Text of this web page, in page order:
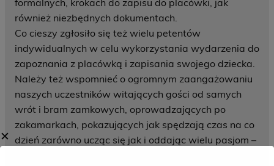
formalnych, krokach do zapisu do placówki, jak
również niezbędnych dokumentach.
Co cieszy zgłosiło się też wielu petentów
indywidualnych w celu wykorzystania wydarzenia do
zapoznania z placówką i zapisania swojego dziecka.
Należy też wspomnieć o ogromnym zaangażowaniu
naszych uczestników witających gości od samych
wrót i bram zamkowych, oprowadzających po
zakamarkach, pokazujących jak spędzają czas na co
dzień zarówno ucząc się jak i oddając wielu pasjom –
✕